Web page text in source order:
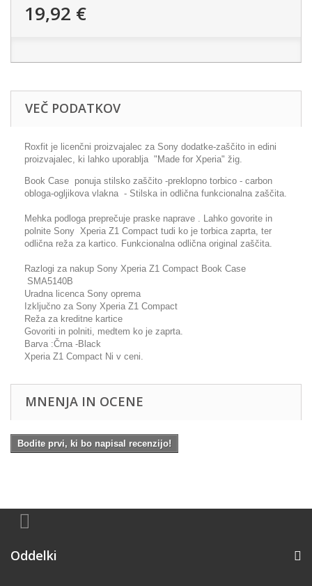
19,92 €
VEČ PODATKOV
Roxfit je licenčni proizvajalec za Sony dodatke-zaščito in edini
proizvajalec, ki lahko uporablja "Made for Xperia" žig.
Book Case ponuja stilsko zaščito -preklopno torbico - carbon
obloga-ogljikova vlakna - Stilska in odlična funkcionalna zaščita.
Mehka podloga preprečuje praske naprave . Lahko govorite in
polnite Sony Xperia Z1 Compact tudi ko je torbica zaprta, ter
odlična reža za kartico. Funkcionalna odlična original zaščita.
Razlogi za nakup Sony Xperia Z1 Compact Book Case
SMA5140B
Uradna licenca Sony oprema
Izključno za Sony Xperia Z1 Compact
Reža za kreditne kartice
Govoriti in polniti, medtem ko je zaprta.
Barva :Črna -Black
Xperia Z1 Compact Ni v ceni.
MNENJA IN OCENE
Bodite prvi, ki bo napisal recenzijo!
Oddelki